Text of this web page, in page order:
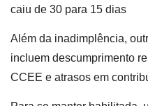
caiu de 30 para 15 dias
Além da inadimplência,
incluem descumprimento
CCEE e atrasos em